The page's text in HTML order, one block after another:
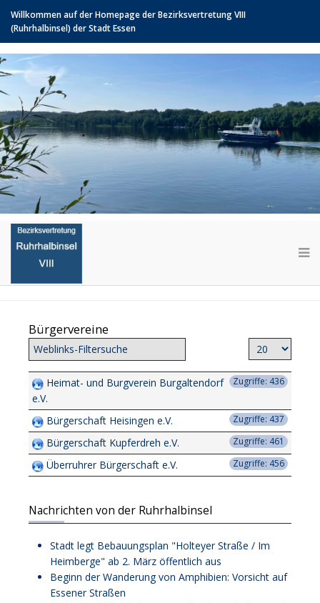
Willkommen auf der Homepage der Bezirksvertretung VIII
(Ruhrhalbinsel) der Stadt Essen
Bürgervereine
Versteckt Filterfeld Anzeige #
Zugriffe: 436
Heimat- und Burgverein Burgaltendorf
e.V.
Zugriffe: 437
Bürgerschaft Heisingen e.V.
Zugriffe: 461
Bürgerschaft Kupferdreh e.V.
Zugriffe: 456
Überruhrer Bürgerschaft e.V.
Nachrichten von der Ruhrhalbinsel
Stadt legt Bebauungsplan "Holteyer Straße / Im
Heimberge" ab 2. März öffentlich aus
Beginn der Wanderung von Amphibien: Vorsicht auf
Essener Straßen